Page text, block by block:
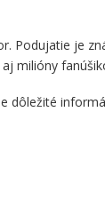
Podujatie je
milióny
dôležité